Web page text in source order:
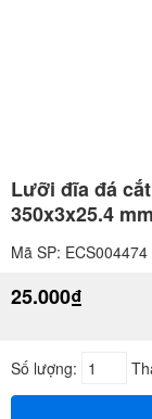
Lưỡi đĩa đá
350x3x25.4 mm
Mã SP: ECS004474
25.000₫
Số lượng: